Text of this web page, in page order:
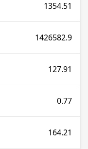
1354.51
1426582.9
127.91
0.77
164.21